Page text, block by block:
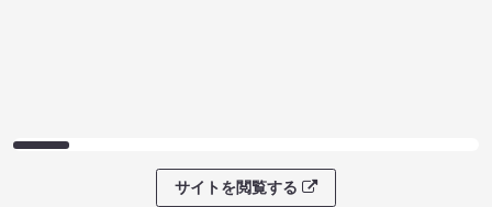
サイトを閲覧する